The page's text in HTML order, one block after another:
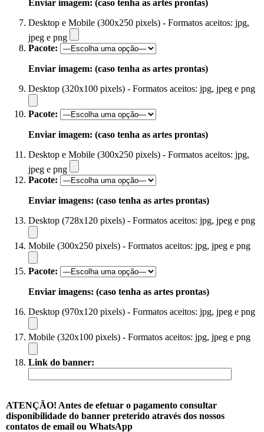
Enviar imagem: (caso tenha as artes prontas)
Desktop e Mobile (300x250 pixels) - Formatos aceitos: jpg,
jpeg e png
Pacote:
Enviar imagem: (caso tenha as artes prontas)
Desktop (320x100 pixels) - Formatos aceitos: jpg, jpeg e png
Pacote:
Enviar imagem: (caso tenha as artes prontas)
Desktop e Mobile (300x250 pixels) - Formatos aceitos: jpg,
jpeg e png
Pacote:
Enviar imagens: (caso tenha as artes prontas)
Desktop (728x120 pixels) - Formatos aceitos: jpg, jpeg e png
Mobile (300x250 pixels) - Formatos aceitos: jpg, jpeg e png
Pacote:
Enviar imagens: (caso tenha as artes prontas)
Desktop (970x120 pixels) - Formatos aceitos: jpg, jpeg e png
Mobile (320x100 pixels) - Formatos aceitos: jpg, jpeg e png
Link do banner:
ATENÇÃO! Antes de efetuar o pagamento consultar
disponibilidade do banner preterido através dos nossos
contatos de email ou WhatsApp